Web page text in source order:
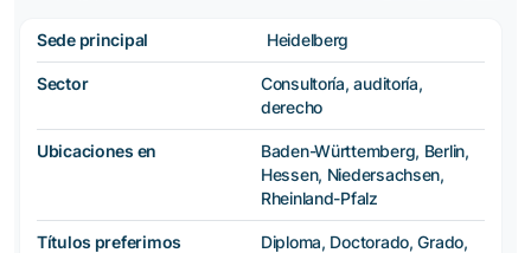
Sede principal Heidelberg
Sector
Consultoría, auditoría,
derecho
Ubicaciones en
Baden-Württemberg, Berlin,
Hessen, Niedersachsen,
Rheinland-Pfalz
Títulos preferimos
Diploma, Doctorado, Grado,